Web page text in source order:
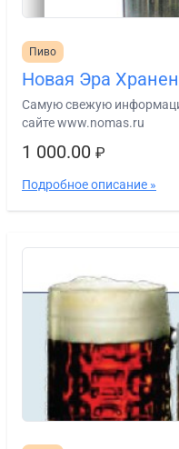
Пиво
Новая Эра
Самую свежую
сайте www.nomas.ru
1 000.00 ₽
Подробное описание »